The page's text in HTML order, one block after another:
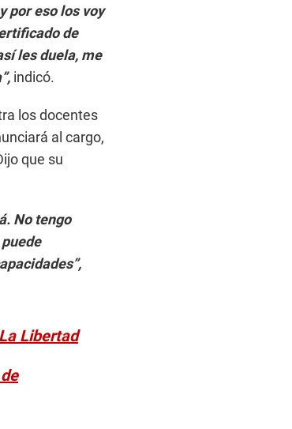
por eso los voy
de
les duela, me
indicó.
los docentes
al cargo,
que su
No tengo
Libertad